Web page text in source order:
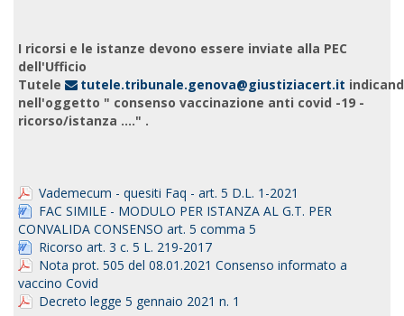
I ricorsi e le istanze devono essere inviate alla PEC
dell'Ufficio
Tutele
tutele.tribunale.genova@giustiziacert.it
nell'oggetto " consenso vaccinazione anti covid -19 -
ricorso/istanza ...." .
Vademecum - quesiti Faq - art. 5 D.L. 1-2021
FAC SIMILE - MODULO PER ISTANZA AL G.T. PER
CONVALIDA CONSENSO art. 5 comma 5
Ricorso art. 3 c. 5 L. 219-2017
Nota prot. 505 del 08.01.2021 Consenso informato a
vaccino Covid
Decreto legge 5 gennaio 2021 n. 1